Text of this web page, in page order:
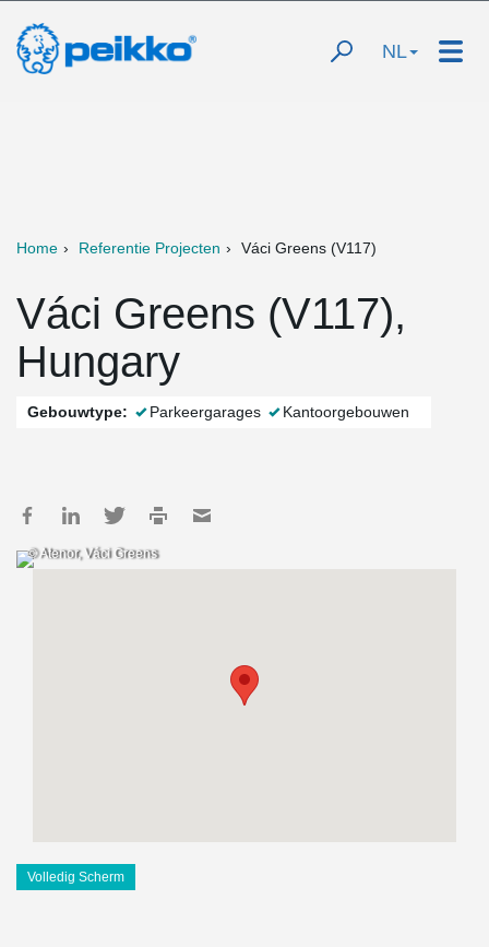
NL
Home Referentie Projecten Váci Greens (V117)
Váci Greens (V117),
Hungary
Gebouwtype: Parkeergarages Kantoorgebouwen
© Atenor, Váci Greens
Volledig Scherm